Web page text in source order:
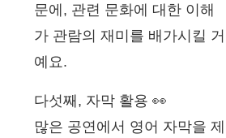
문에, 관련 문화에 대한 이해
가 관람의 재미를 배가시킬 거
예요.
다섯째, 자막 활용 👀
많은 공연에서 영어 자막을 제